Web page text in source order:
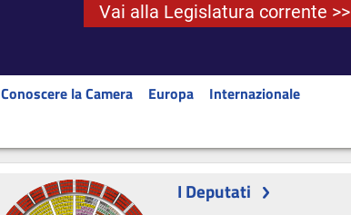
Vai alla Legislatura corrente >>
Conoscere la Camera Europa
Internazionale
I Deputati